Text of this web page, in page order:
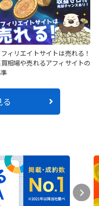
ィリエイトサイトは売れる！
相場や売れるアフィサイトの
る